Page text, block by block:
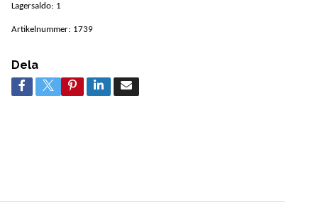
Lagersaldo: 1
Artikelnummer: 1739
Dela